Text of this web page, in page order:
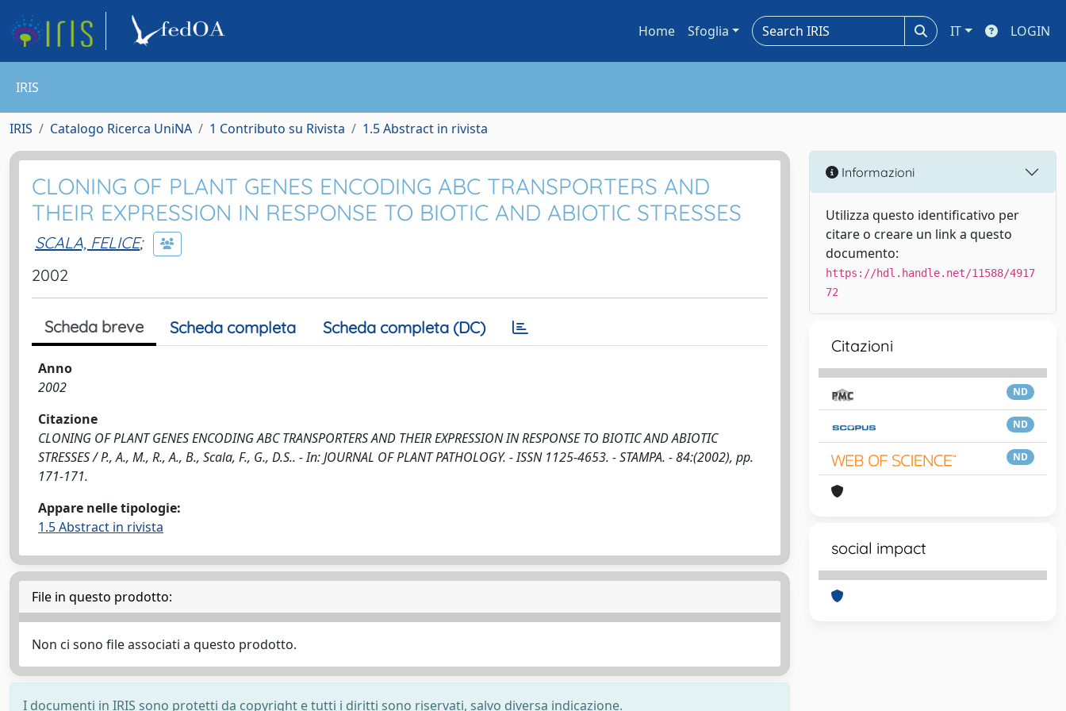
Home Sfoglia IT LOGIN
IRIS
IRIS Catalogo Ricerca UniNA 1 Contributo su Rivista 1.5 Abstract in rivista
CLONING OF PLANT GENES ENCODING ABC TRANSPORTERS AND
THEIR EXPRESSION IN RESPONSE TO BIOTIC AND ABIOTIC STRESSES
SCALA, FELICE;
2002
Scheda breve Scheda completa Scheda completa (DC)
Anno
2002
Citazione
CLONING OF PLANT GENES ENCODING ABC TRANSPORTERS AND THEIR EXPRESSION IN RESPONSE TO BIOTIC AND ABIOTIC
STRESSES / P., A., M., R., A., B., Scala, F., G., D.S.. - In: JOURNAL OF PLANT PATHOLOGY. - ISSN 1125-4653. - STAMPA. - 84:(2002), pp.
171-171.
Appare nelle tipologie:
1.5 Abstract in rivista
File in questo prodotto:
Non ci sono file associati a questo prodotto.
I documenti in IRIS sono protetti da copyright e tutti i diritti sono riservati, salvo diversa indicazione.
Informazioni
Utilizza questo identificativo per
citare o creare un link a questo
documento:
https://hdl.handle.net/11588/4917
72
Citazioni
ND
ND
ND
social impact